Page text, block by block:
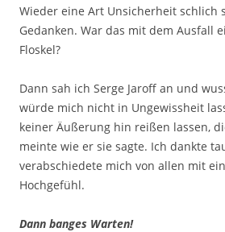
Wieder eine Art Unsicherheit schlich
Gedanken. War das mit dem Ausfall
Floskel?
Dann sah ich Serge Jaroff an und
würde mich nicht in Ungewissheit
keiner Äußerung hin reißen lassen,
meinte wie er sie sagte. Ich dankte
verabschiedete mich von allen mit
Hochgefühl.
Dann banges Warten!